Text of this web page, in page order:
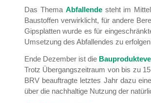
Das Thema Abfallendesteht im
Baustoffen verwirklicht, für andere
Gipsplatten wurde es für
Umsetzung des Abfallendes zu
Ende Dezember ist die
Trotz Übergangszeitraum von bis zu
BRV beauftragte letztes Jahr dazu
über die nachhaltige Nutzung der